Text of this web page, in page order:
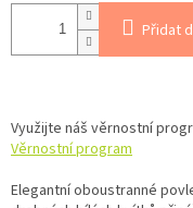
Přidat
Využijte náš věrnostní
Věrnostní program
Elegantní oboustranné